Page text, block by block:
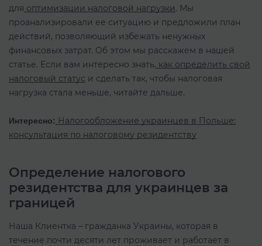
для оптимизации налоговой нагрузки. Мы
проанализировали ее ситуацию и предложили план
действий, позволяющий избежать ненужных
финансовых затрат. Об этом мы расскажем в нашей
статье. Если вам интересно знать, как определить свой
налоговый статус и сделать так, чтобы налоговая
нагрузка стала меньше, читайте дальше.
Интересно: Налогообложение украинцев в Польше:
консультация по налоговому резидентству
Определение налогового
резидентства для украинцев за
границей
Наша Клиентка – гражданка Украины, которая в
течение почти десяти лет проживает и работает в